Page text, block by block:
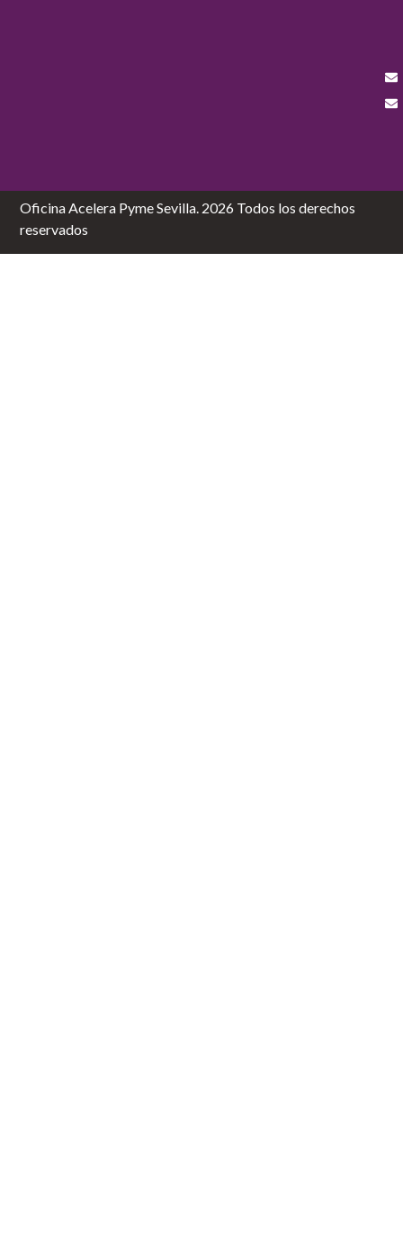
Oficina Acelera Pyme Sevilla. 2026 Todos los derechos
reservados